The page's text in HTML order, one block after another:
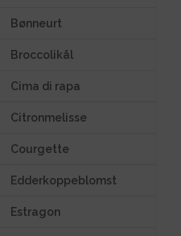
Bønneurt
Broccolikål
Cima di rapa
Citronmelisse
Courgette
Edderkoppeblomst
Estragon